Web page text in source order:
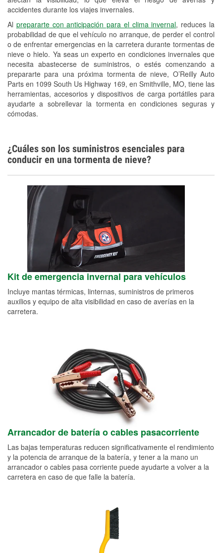
accidentes durante los viajes invernales.
Al prepararte con anticipación para el clima invernal, reduces la
probabilidad de que el vehículo no arranque, de perder el control
o de enfrentar emergencias en la carretera durante tormentas de
nieve o hielo. Ya seas un experto en condiciones invernales que
necesita abastecerse de suministros, o estés comenzando a
prepararte para una próxima tormenta de nieve, O’Reilly Auto
Parts en 1099 South Us Highway 169, en Smithville, MO, tiene las
herramientas, accesorios y dispositivos de carga portátiles para
ayudarte a sobrellevar la tormenta en condiciones seguras y
cómodas.
freno
Mangueras hidráulicas a la medida
Snowstorm Supplies
Tornado Supplies
Conoce más
¿Cuáles son los suministros esenciales para
conducir en una tormenta de nieve?
Kit de emergencia invernal para vehículos
Incluye mantas térmicas, linternas, suministros de primeros
auxilios y equipo de alta visibilidad en caso de averías en la
carretera.
Arrancador de batería o cables pasacorriente
Las bajas temperaturas reducen significativamente el rendimiento
y la potencia de arranque de la batería, y tener a la mano un
arrancador o cables pasa corriente puede ayudarte a volver a la
carretera en caso de que falle la batería.